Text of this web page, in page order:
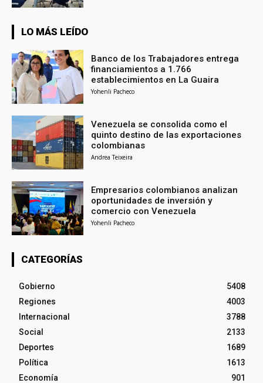
LO MÁS LEÍDO
Banco de los Trabajadores entrega
financiamientos a 1.766
establecimientos en La Guaira
Yohenli Pacheco
Venezuela se consolida como el
quinto destino de las exportaciones
colombianas
Andrea Teixeira
Empresarios colombianos analizan
oportunidades de inversión y
comercio con Venezuela
Yohenli Pacheco
CATEGORÍAS
Gobierno
5408
Regiones
4003
Internacional
3788
Social
2133
Deportes
1689
Política
1613
Economía
901